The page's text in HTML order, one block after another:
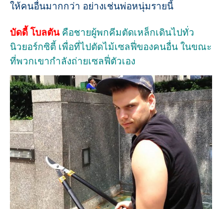
ให้คนอื่นมากกว่า อย่างเช่นพ่อหนุ่มรายนี้
บัดดี้ โบลตันคือชายผู้พกคีมตัดเหล็กเดินไปทั่ว
นิวยอร์กซิตี้ เพื่อที่ไปตัดไม้เซลฟี่ของคนอื่น ในขณะ
ที่พวกเขากำลังถ่ายเซลฟี่ตัวเอง